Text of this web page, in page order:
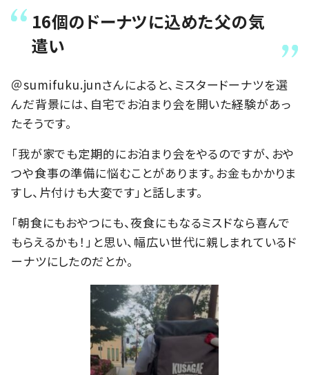
16個のドーナツに込めた父の気
遣い
＠sumifuku.junさんによると、ミスタードーナツを選
んだ背景には、自宅でお泊まり会を開いた経験があっ
たそうです。
「我が家でも定期的にお泊まり会をやるのですが、おや
つや食事の準備に悩むことがあります。お金もかかりま
すし、片付けも大変です」と話します。
「朝食にもおやつにも、夜食にもなるミスドなら喜んで
もらえるかも！」と思い、幅広い世代に親しまれているド
ーナツにしたのだとか。